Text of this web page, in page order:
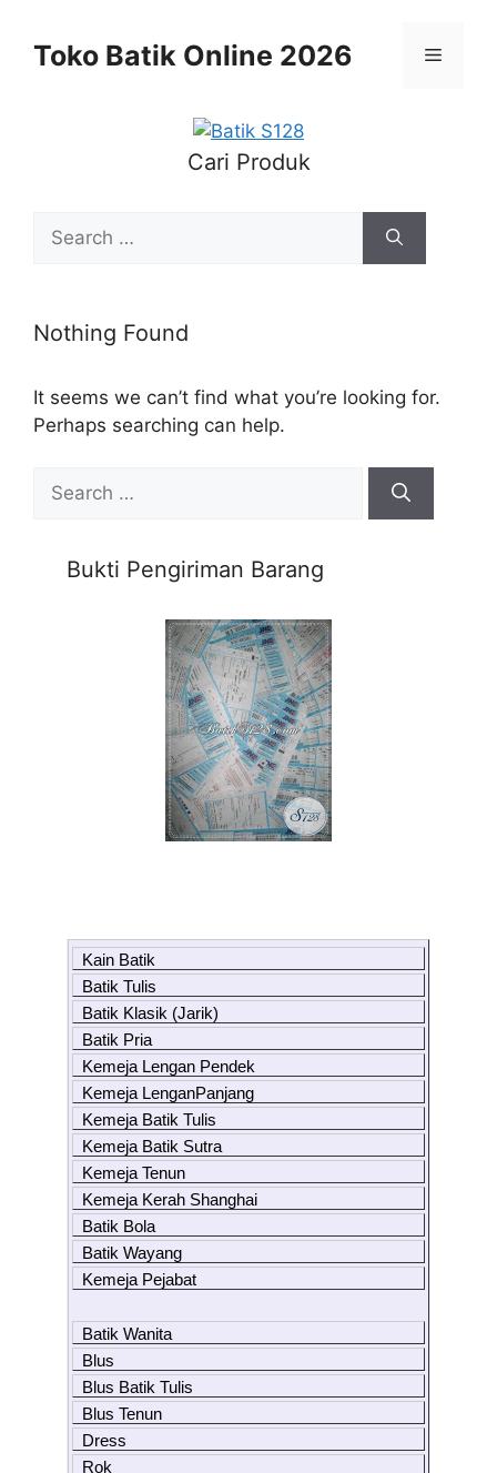
contentToko Batik Online 2026 Menu
Cari Produk
for:
Nothing Found
It seems we can’t find what you’re looking for.
Perhaps searching can help.
Search
for:
Bukti Pengiriman Barang
Kain Batik
Batik Tulis
Batik Klasik (Jarik)
Batik Pria
Kemeja Lengan Pendek
Kemeja LenganPanjang
Kemeja Batik Tulis
Kemeja Batik Sutra
Kemeja Tenun
Kemeja Kerah Shanghai
Batik Bola
Batik Wayang
Kemeja Pejabat
Batik Wanita
Blus
Blus Batik Tulis
Blus Tenun
Dress
Rok